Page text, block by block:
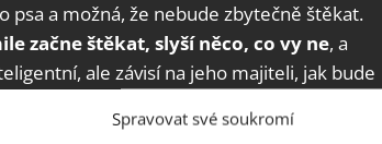
Spravovat své soukromí
psa a možná, že nebude zbytečně štěkat.
začne štěkat, slyší něco, co vy ne, a
ale závisí na jeho majiteli, jak bude
základním povelům. Každý pes může být